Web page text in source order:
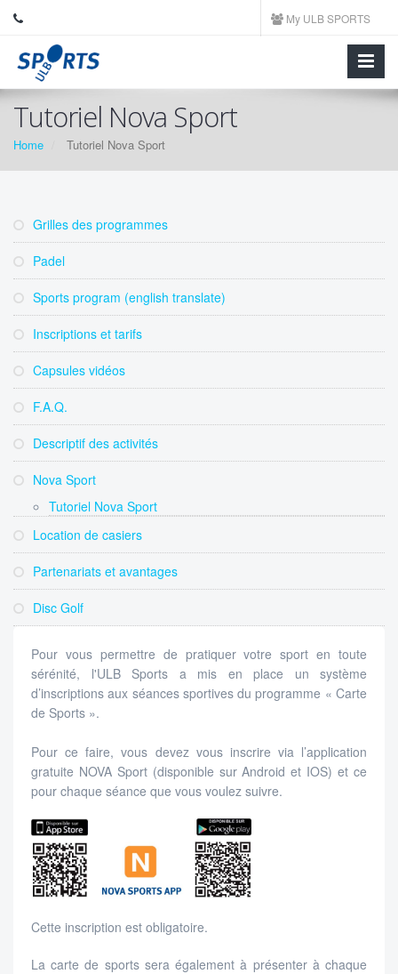
My ULB SPORTS
Tutoriel Nova Sport
Home Tutoriel Nova Sport
Grilles des programmes
Padel
Sports program (english translate)
Inscriptions et tarifs
Capsules vidéos
F.A.Q.
Descriptif des activités
Nova Sport
Tutoriel Nova Sport
Location de casiers
Partenariats et avantages
Disc Golf
Pour vous permettre de pratiquer votre sport en toute
sérénité, l'ULB Sports a mis en place un système
d’inscriptions aux séances sportives du programme « Carte
de Sports ».
Pour ce faire, vous devez vous inscrire via l’application
gratuite NOVA Sport (disponible sur Android et IOS) et ce
pour chaque séance que vous voulez suivre.
Cette inscription est obligatoire.
La carte de sports sera également à présenter à chaque